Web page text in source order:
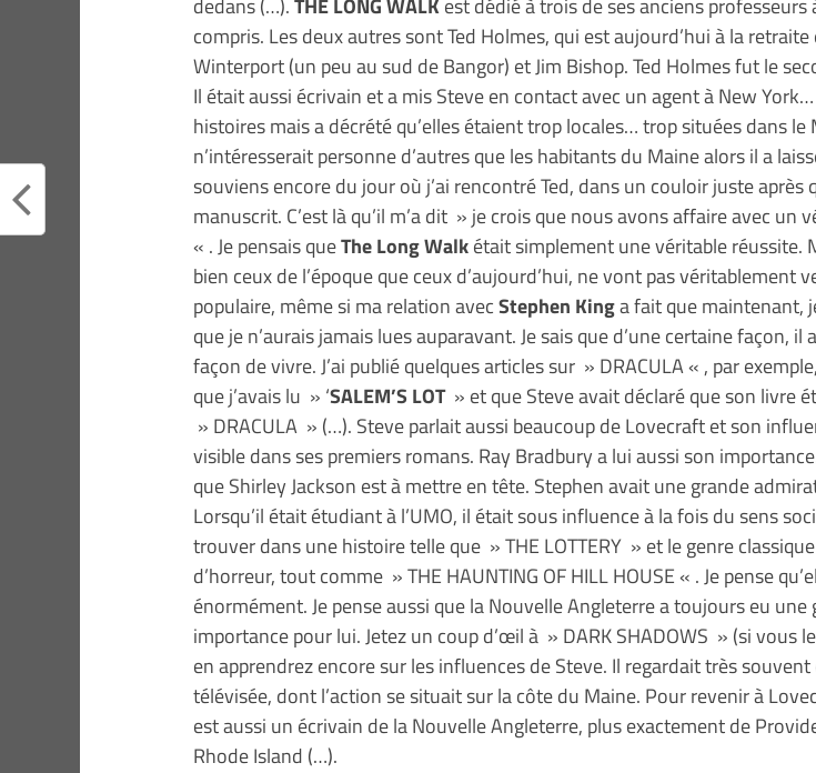
compris. Les deux autres sont Ted Holmes, qui est aujourd’hui à la
Winterport (un peu au sud de Bangor) et Jim Bishop. Ted Holmes fut le
Il était aussi écrivain et a mis Steve en contact avec un agent à New York…
histoires mais a décrété qu’elles étaient trop locales… trop situées dans le
n’intéresserait personne d’autres que les habitants du Maine alors il a
souviens encore du jour où j’ai rencontré Ted, dans un couloir juste après
manuscrit. C’est là qu’il m’a dit » je crois que nous avons affaire avec un
« . Je pensais queThe Long Walkétait simplement une véritable réussite.
bien ceux de l’époque que ceux d’aujourd’hui, ne vont pas véritablement
populaire, même si ma relation avecStephen Kinga fait que maintenant,
que je n’aurais jamais lues auparavant. Je sais que d’une certaine façon, il
façon de vivre. J’ai publié quelques articles sur » DRACULA « , par
que j’avais lu » ‘SALEM’S LOT» et que Steve avait déclaré que son livre
» DRACULA » (…). Steve parlait aussi beaucoup de Lovecraft et son
visible dans ses premiers romans. Ray Bradbury a lui aussi son
que Shirley Jackson est à mettre en tête. Stephen avait une grande
Lorsqu’il était étudiant à l’UMO, il était sous influence à la fois du sens
trouver dans une histoire telle que » THE LOTTERY » et le genre
d’horreur, tout comme » THE HAUNTING OF HILL HOUSE « . Je pense
énormément. Je pense aussi que la Nouvelle Angleterre a toujours eu une
importance pour lui. Jetez un coup d’œil à » DARK SHADOWS » (si vous
en apprendrez encore sur les influences de Steve. Il regardait très
télévisée, dont l’action se situait sur la côte du Maine. Pour revenir à
est aussi un écrivain de la Nouvelle Angleterre, plus exactement de
Rhode Island (…).